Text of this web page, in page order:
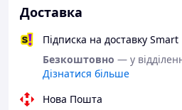
Доставка
Підписка на доставку Smart
Безкоштовно — у
Дізнатися більше
Нова Пошта